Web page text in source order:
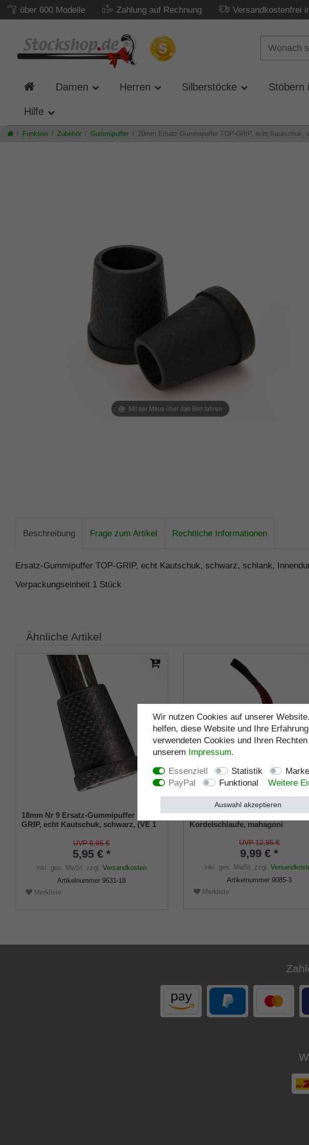
über 600 Modelle Zahlung auf Rechnung Versandkostenfrei
Damen Herren Silberstöcke Stöbern
Hilfe
Funktion Zubehör Gummipuffer 20mm Ersatz-Gummipuffer TOP-GRIP, echt Kautschuk,
Mit der Maus über das Bild fahren
Beschreibung Frage zum Artikel Rechtliche Informationen
Ersatz-Gummipuffer TOP-GRIP, echt Kautschuk, schwarz, schlank,
Verpackungseinheit 1 Stück
Ähnliche Artikel
18mm Nr 9 Ersatz-Gummipuffer TOP-
GRIP, echt Kautschuk, schwarz, (VE 1
UVP 6,95 €
5,95 € *
inkl. ges. MwSt. zzgl.Versandkosten
Artikelnummer9631-18
Merkliste
Gehstock TRAGSCHLAUFE,
Kordelschlaufe, mahagoni
UVP 12,95 €
9,99 € *
inkl. ges. MwSt. zzgl.
Artikelnummer9085-3
Merkliste
Wir nutzen Cookies auf unserer
helfen, diese Website und Ihre
verwendeten Cookies und Ihren
unserem Impressum.
Essenziell
Statistik
PayPal
Funktional Weitere
Auswahl akzeptieren